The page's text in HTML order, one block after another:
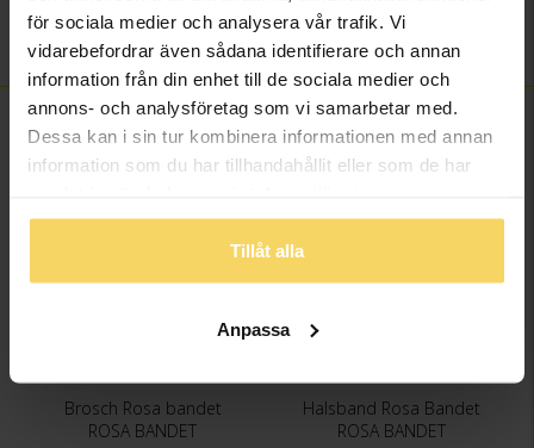
för sociala medier och analysera vår trafik. Vi
vidarebefordrar även sådana identifierare och annan
information från din enhet till de sociala medier och
annons- och analysföretag som vi samarbetar med.
Dessa kan i sin tur kombinera informationen med annan
information som du har tillhandahållit eller som de har
Tillåt alla
Anpassa
Varumärke Rosa bandet
FINNS OCKSÅ SOM
Brosch Rosa bandet
ROSA BANDET
Halsband Rosa Bandet
ROSA BANDET